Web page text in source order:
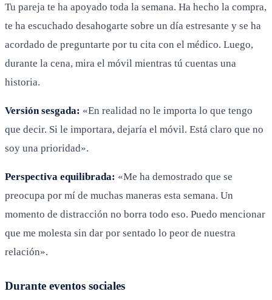
Tu pareja te ha apoyado toda la semana. Ha hecho la compra,
te ha escuchado desahogarte sobre un día estresante y se ha
acordado de preguntarte por tu cita con el médico. Luego,
durante la cena, mira el móvil mientras tú cuentas una
historia.
Versión sesgada: «En realidad no le importa lo que tengo
que decir. Si le importara, dejaría el móvil. Está claro que no
soy una prioridad».
Perspectiva equilibrada: «Me ha demostrado que se
preocupa por mí de muchas maneras esta semana. Un
momento de distracción no borra todo eso. Puedo mencionar
que me molesta sin dar por sentado lo peor de nuestra
relación».
Durante eventos sociales